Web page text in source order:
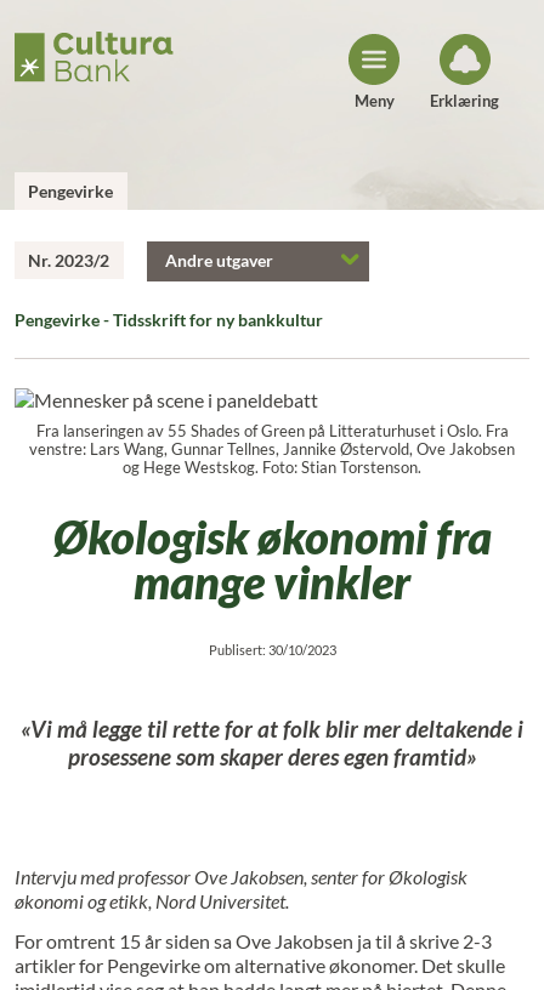
o
Meny Erklæring
Pengevirke
Nr. 2023/2 Andre utgaver
Pengevirke - Tidsskrift for ny bankkultur
Fra lanseringen av 55 Shades of Green på Litteraturhuset i Oslo. Fra
venstre: Lars Wang, Gunnar Tellnes, Jannike Østervold, Ove Jakobsen
og Hege Westskog. Foto: Stian Torstenson.
Økologisk økonomi fra
mange vinkler
Publisert: 30/10/2023
«Vi må legge til rette for at folk blir mer deltakende i
prosessene som skaper deres egen framtid»
Intervju med professor Ove Jakobsen, senter for Økologisk
økonomi og etikk, Nord Universitet.
For omtrent 15 år siden sa Ove Jakobsen ja til å skrive 2-3
artikler for Pengevirke om alternative økonomer. Det skulle